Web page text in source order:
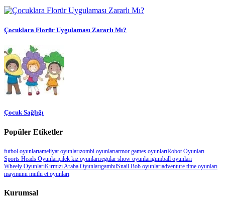
Çocuklara Florür Uygulaması Zararlı Mı?
Çocuk Sağlığı
Popüler Etiketler
futbol oyunlarıameliyat oyunlarızombi oyunlarıarmor games oyunlarıRobot Oyunları
Sports Heads Oyunlarıçilek kız oyunlarıregular show oyunlarigumball oyunları
Wheely OyunlarıKırmızı Araba OyunlarıgambılSnail Bob oyunlarıadventure time oyunları
maymunu mutlu et oyunları
Kurumsal